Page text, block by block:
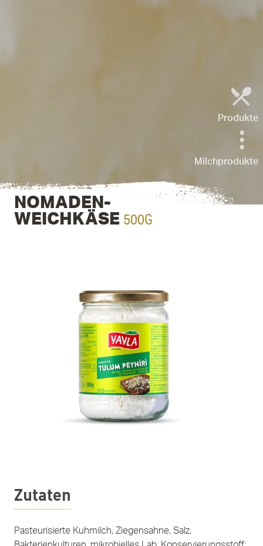
Produkte
Milchprodukte
NOMADEN-
WEICHKÄSE 500G
Zutaten
Pasteurisierte Kuhmilch, Ziegensahne, Salz,